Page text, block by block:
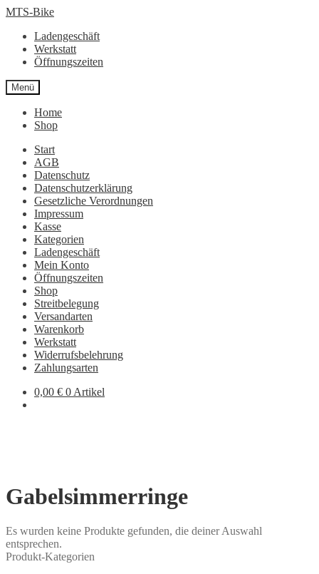
Zur
springen
Zum
springen
MTS-Bike
Ladengeschäft
Werkstatt
Öffnungszeiten
Menü
Home
Shop
Start
AGB
Datenschutz
Datenschutzerklärung
Gesetzliche Verordnungen
Impressum
Kasse
Kategorien
Ladengeschäft
Mein Konto
Öffnungszeiten
Shop
Streitbelegung
Versandarten
Warenkorb
Werkstatt
Widerrufsbelehrung
Zahlungsarten
0,00 € 0 Artikel
Gabelsimmerringe
Es wurden keine Produkte gefunden, die deiner Auswahl
entsprechen.
Produkt-Kategorien